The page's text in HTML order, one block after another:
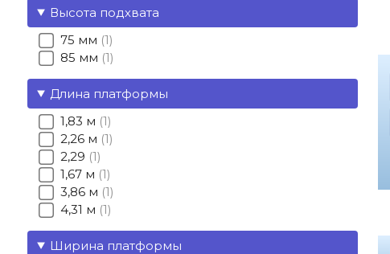
Высота подхвата
75 мм 1
85 мм 1
Длина платформы
1,83 м 1
2,26 м 1
2,29 1
1,67 м 1
3,86 м 1
4,31 м 1
Ширина платформы